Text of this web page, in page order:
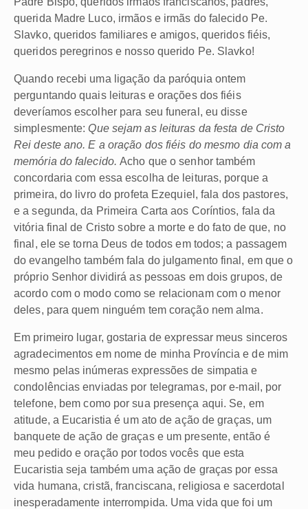
querida Madre Luco, irmãos e irmãs do falecido Pe.
Slavko, queridos familiares e amigos, queridos fiéis,
queridos peregrinos e nosso querido Pe. Slavko!
Quando recebi uma ligação da paróquia ontem
perguntando quais leituras e orações dos fiéis
deveríamos escolher para seu funeral, eu disse
simplesmente:Que sejam as leituras da festa de Cristo
Rei deste ano. E a oração dos fiéis do mesmo dia com a
memória do falecido.Acho que o senhor também
concordaria com essa escolha de leituras, porque a
primeira, do livro do profeta Ezequiel, fala dos pastores,
e a segunda, da Primeira Carta aos Coríntios, fala da
vitória final de Cristo sobre a morte e do fato de que, no
final, ele se torna Deus de todos em todos; a passagem
do evangelho também fala do julgamento final, em que o
próprio Senhor dividirá as pessoas em dois grupos, de
acordo com o modo como se relacionam com o menor
deles, para quem ninguém tem coração nem alma.
Em primeiro lugar, gostaria de expressar meus sinceros
agradecimentos em nome de minha Província e de mim
mesmo pelas inúmeras expressões de simpatia e
condolências enviadas por telegramas, por e-mail, por
telefone, bem como por sua presença aqui. Se, em
atitude, a Eucaristia é um ato de ação de graças, um
banquete de ação de graças e um presente, então é
meu pedido e oração por todos vocês que esta
Eucaristia seja também uma ação de graças por essa
vida humana, cristã, franciscana, religiosa e sacerdotal
inesperadamente interrompida. Uma vida que foi um